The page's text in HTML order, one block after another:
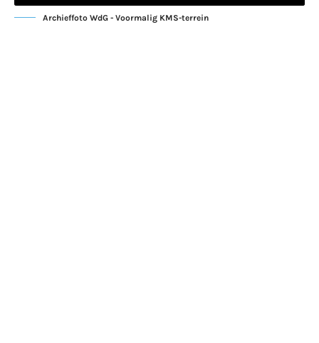
Archieffoto WdG - Voormalig KMS-terrein